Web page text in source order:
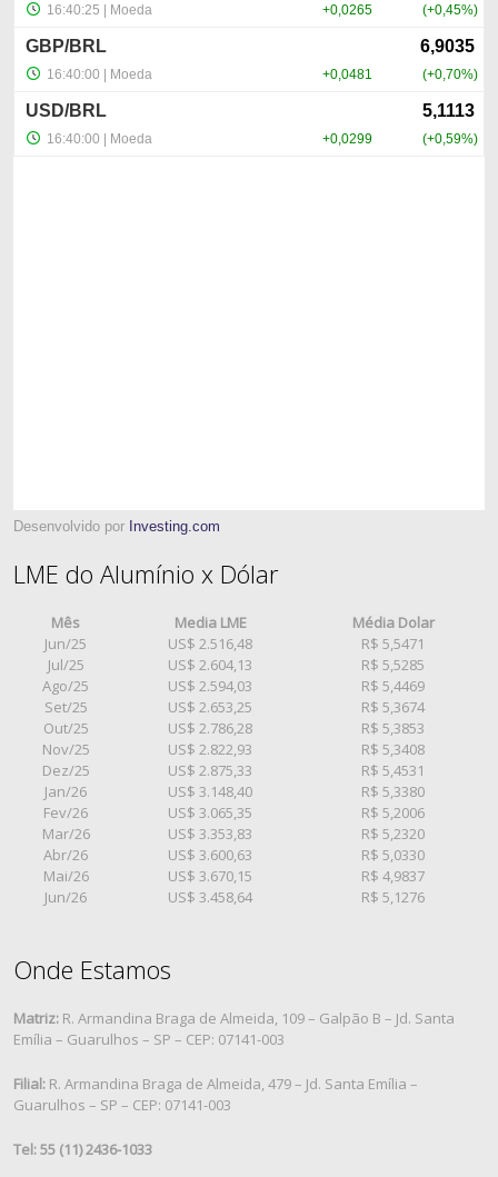
Desenvolvido por Investing.com
LME do Alumínio x Dólar
Mês Media LME
Média Dolar
Jun/25
US$ 2.516,48
R$ 5,5471
Jul/25
US$ 2.604,13
R$ 5,5285
Ago/25
US$ 2.594,03
R$ 5,4469
Set/25
US$ 2.653,25
R$ 5,3674
Out/25
US$ 2.786,28
R$ 5,3853
Nov/25
US$ 2.822,93
R$ 5,3408
Dez/25
US$ 2.875,33
R$ 5,4531
Jan/26
US$ 3.148,40
R$ 5,3380
Fev/26
US$ 3.065,35
R$ 5,2006
Mar/26
US$ 3.353,83
R$ 5,2320
Abr/26
US$ 3.600,63
R$ 5,0330
Mai/26
US$ 3.670,15
R$ 4,9837
Jun/26
US$ 3.458,64 R$ 5,1276
Onde Estamos
Matriz: R. Armandina Braga de Almeida, 109 – Galpão B – Jd. Santa
Emília – Guarulhos – SP – CEP: 07141-003
Filial: R. Armandina Braga de Almeida, 479 – Jd. Santa Emília –
Guarulhos – SP – CEP: 07141-003
Tel: 55 (11) 2436-1033